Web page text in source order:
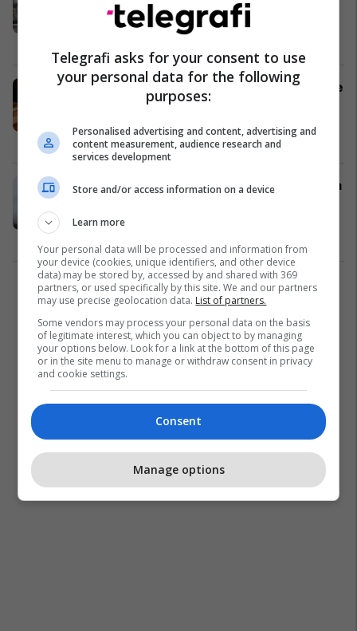
ndryshimet ligjore për uljen e
pagave të gjyqtarëve në Maqedoni
Dëshmi të reja për dhunën në familje
që e ushtronte Jovanovski ndaj
Gjyqësi 02/04/2026
"Grupi i Velesit", Gjykata e Apelit ua
abuzim seksual
3
Telegrafi asks for your consent to use
your personal data for the following
purposes:
Personalised advertising and content, advertising and
content measurement, audience research and
services development
Store and/or access information on a device
Learn more
Your personal data will be processed and information from
your device (cookies, unique identifiers, and other device
data) may be stored by, accessed by and shared with 369
partners, or used specifically by this site. We and our partners
may use precise geolocation data. List of partners.
Some vendors may process your personal data on the basis
of legitimate interest, which you can object to by managing
your options below. Look for a link at the bottom of this page
or in the site menu to manage or withdraw consent in privacy
and cookie settings.
Consent
Manage options